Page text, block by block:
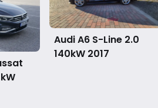
Audi A6 S-Line 2.0
140kW 2017